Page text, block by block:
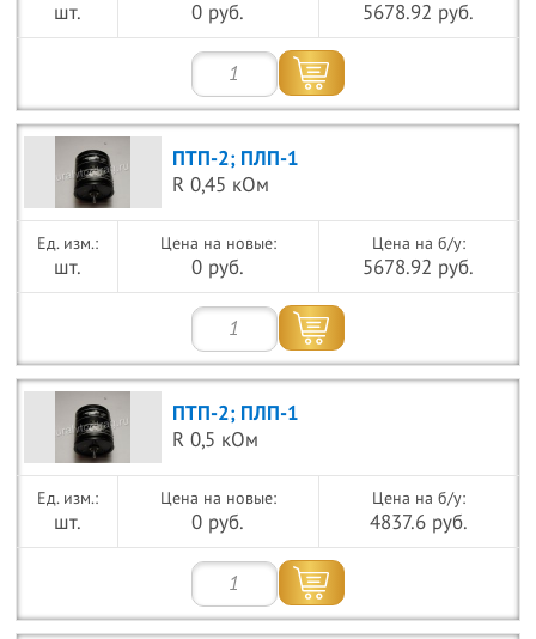
шт. 0 руб. 5678.92 руб.
ПТП-2; ПЛП-1
R 0,45 кОм
шт.
Цена на новые:
0 руб.
Цена на б/у:
5678.92 руб.
ПТП-2; ПЛП-1
R 0,5 кОм
шт.
Цена на новые:
0 руб.
Цена на б/у:
4837.6 руб.